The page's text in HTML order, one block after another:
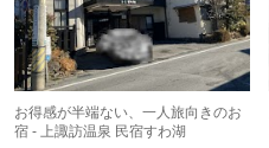
お得感が半端ない、一人旅向きのお
宿 - 上諏訪温泉 民宿すわ湖